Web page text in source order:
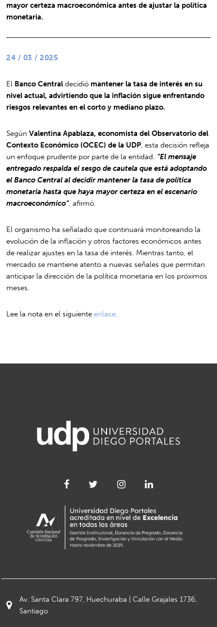
mayor certeza macroeconómica antes de ajustar la política
monetaria.
24 / 03 / 2025
El Banco Central decidió mantener la tasa de interés en su
nivel actual, advirtiendo que la inflación sigue enfrentando
riesgos relevantes en el corto y mediano plazo.
SegúnValentina Apablaza, economista del Observatorio del
Contexto Económico (OCEC) de la UDP , esta decisión refleja
un enfoque prudente por parte de la entidad. “El mensaje
entregado respalda el sesgo de cautela que está adoptando
el Banco Central al decidir mantener la tasa de política
monetaria hasta que haya mayor certeza en el escenario
macroeconómico”, afirmó.
El organismo ha señalado que continuará monitoreando la
evolución de la inflación y otros factores económicos antes
de realizar ajustes en la tasa de interés. Mientras tanto, el
mercado se mantiene atento a nuevas señales que permitan
anticipar la dirección de la política monetaria en los próximos
meses.
Lee la nota en el siguiente enlace.
Av. Santa Clara 797, Huechuraba | Calle Grajales 1736,
Santiago